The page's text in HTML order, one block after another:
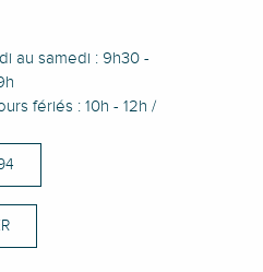
au samedi : 9h30 -
fériés : 10h - 12h /